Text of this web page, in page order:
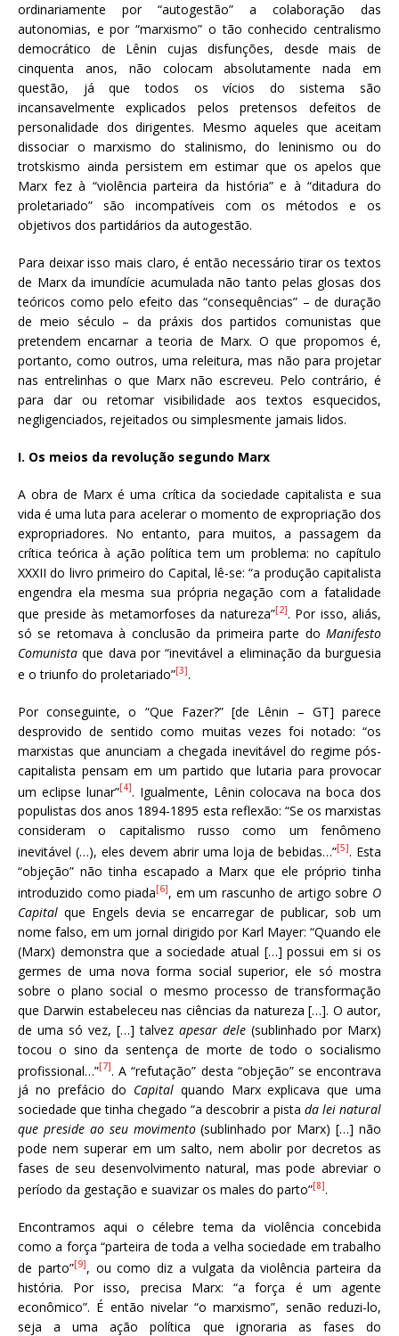
ordinariamente por “autogestão” a colaboração das
autonomias, e por “marxismo” o tão conhecido centralismo
democrático de Lênin cujas disfunções, desde mais de
cinquenta anos, não colocam absolutamente nada em
questão, já que todos os vícios do sistema são
incansavelmente explicados pelos pretensos defeitos de
personalidade dos dirigentes. Mesmo aqueles que aceitam
dissociar o marxismo do stalinismo, do leninismo ou do
trotskismo ainda persistem em estimar que os apelos que
Marx fez à “violência parteira da história” e à “ditadura do
proletariado” são incompatíveis com os métodos e os
objetivos dos partidários da autogestão.
Para deixar isso mais claro, é então necessário tirar os textos
de Marx da imundície acumulada não tanto pelas glosas dos
teóricos como pelo efeito das “consequências” – de duração
de meio século – da práxis dos partidos comunistas que
pretendem encarnar a teoria de Marx. O que propomos é,
portanto, como outros, uma releitura, mas não para projetar
nas entrelinhas o que Marx não escreveu. Pelo contrário, é
para dar ou retomar visibilidade aos textos esquecidos,
negligenciados, rejeitados ou simplesmente jamais lidos.
I. Os meios da revolução segundo Marx
A obra de Marx é uma crítica da sociedade capitalista e sua
vida é uma luta para acelerar o momento de expropriação dos
expropriadores. No entanto, para muitos, a passagem da
crítica teórica à ação política tem um problema: no capítulo
XXXII do livro primeiro do Capital, lê-se: “a produção capitalista
engendra ela mesma sua própria negação com a fatalidade
que preside às metamorfoses da natureza”[2]. Por isso, aliás,
só se retomava à conclusão da primeira parte do Manifesto
Comunista que dava por “inevitável a eliminação da burguesia
e o triunfo do proletariado”[3].
Por conseguinte, o “Que Fazer?” [de Lênin – GT] parece
desprovido de sentido como muitas vezes foi notado: “os
marxistas que anunciam a chegada inevitável do regime pós-
capitalista pensam em um partido que lutaria para provocar
um eclipse lunar”[4]. Igualmente, Lênin colocava na boca dos
populistas dos anos 1894-1895 esta reflexão: “Se os marxistas
consideram o capitalismo russo como um fenômeno
inevitável (…), eles devem abrir uma loja de bebidas…”[5]. Esta
“objeção” não tinha escapado a Marx que ele próprio tinha
introduzido como piada[6], em um rascunho de artigo sobre O
Capital que Engels devia se encarregar de publicar, sob um
nome falso, em um jornal dirigido por Karl Mayer: “Quando ele
(Marx) demonstra que a sociedade atual […] possui em si os
germes de uma nova forma social superior, ele só mostra
sobre o plano social o mesmo processo de transformação
que Darwin estabeleceu nas ciências da natureza […]. O autor,
de uma só vez, […] talvez apesar dele (sublinhado por Marx)
tocou o sino da sentença de morte de todo o socialismo
profissional…”[7]. A “refutação” desta “objeção” se encontrava
já no prefácio do Capital quando Marx explicava que uma
sociedade que tinha chegado “a descobrir a pista da lei natural
que preside ao seu movimento(sublinhado por Marx) […] não
pode nem superar em um salto, nem abolir por decretos as
fases de seu desenvolvimento natural, mas pode abreviar o
período da gestação e suavizar os males do parto”[8].
Encontramos aqui o célebre tema da violência concebida
como a força “parteira de toda a velha sociedade em trabalho
de parto”[9], ou como diz a vulgata da violência parteira da
história. Por isso, precisa Marx: “a força é um agente
econômico”. É então nivelar “o marxismo”, senão reduzi-lo,
seja a uma ação política que ignoraria as fases do